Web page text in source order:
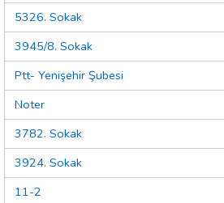
5326. Sokak
3945/8. Sokak
Ptt- Yenişehir Şubesi
Noter
3782. Sokak
3924. Sokak
11-2